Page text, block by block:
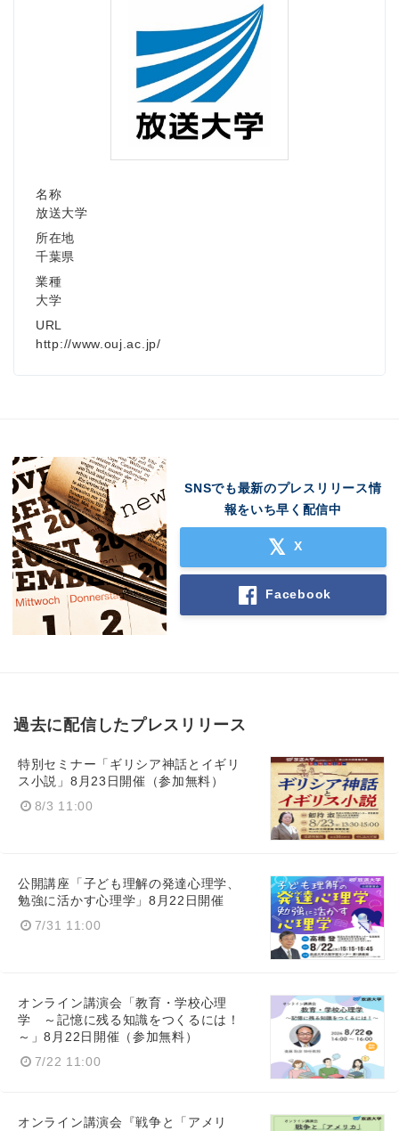
名称
放送大学
所在地
千葉県
業種
大学
URL
http://www.ouj.ac.jp/
SNSでも最新のプレスリリース情
報をいち早く配信中
X
Facebook
過去に配信したプレスリリース
特別セミナー「ギリシア神話とイギリ
ス小説」8月23日開催（参加無料）
8/3 11:00
公開講座「子ども理解の発達心理学、
勉強に活かす心理学」8月22日開催
7/31 11:00
オンライン講演会「教育・学校心理
学 ～記憶に残る知識をつくるには！
～」8月22日開催（参加無料）
7/22 11:00
オンライン講演会『戦争と「アメリ